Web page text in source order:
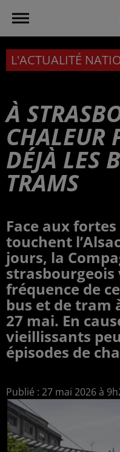
L'ACTUALITÉ
À
CHALEUR
DÉJÀ LES
TRAMS
Face aux
touchent
jours, la
strasbourgeois
fréquence de
bus et de tram
27 mai. En
vieillissants
épisodes de
Publié : 27 mai 2026 à